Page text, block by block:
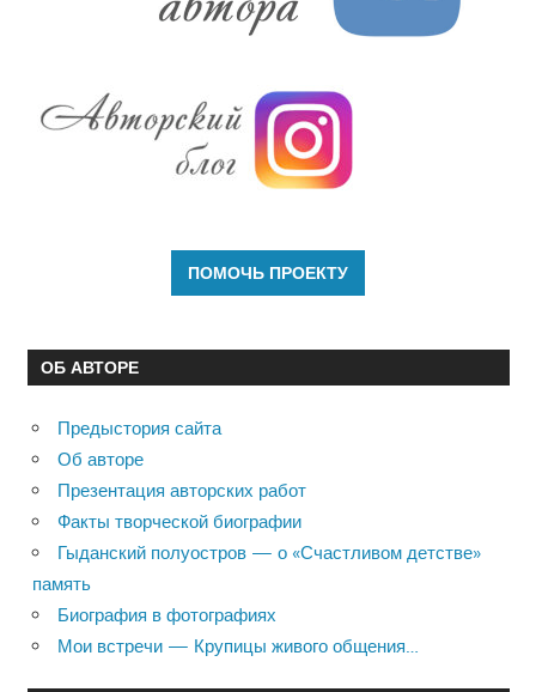
ОБ АВТОРЕ
Предыстория сайта
Об авторе
Презентация авторских работ
Факты творческой биографии
Гыданский полуостров — о «Счастливом детстве»
память
Биография в фотографиях
Мои встречи — Крупицы живого общения…